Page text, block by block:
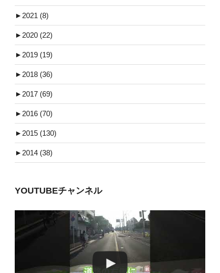
► 2021 (8)
► 2020 (22)
► 2019 (19)
► 2018 (36)
► 2017 (69)
► 2016 (70)
► 2015 (130)
► 2014 (38)
YOUTUBEチャンネル